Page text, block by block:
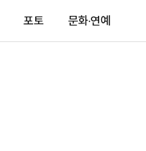
포토 문화·연예